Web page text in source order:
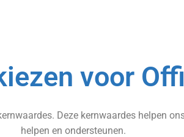
voor
Deze kernwaardes helpen
helpen en ondersteunen.